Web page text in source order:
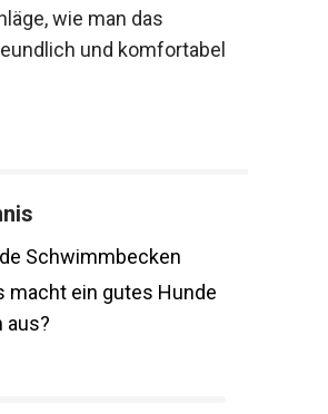
wie man das
und komfortabel
Schwimmbecken
macht ein gutes Hunde
aus?